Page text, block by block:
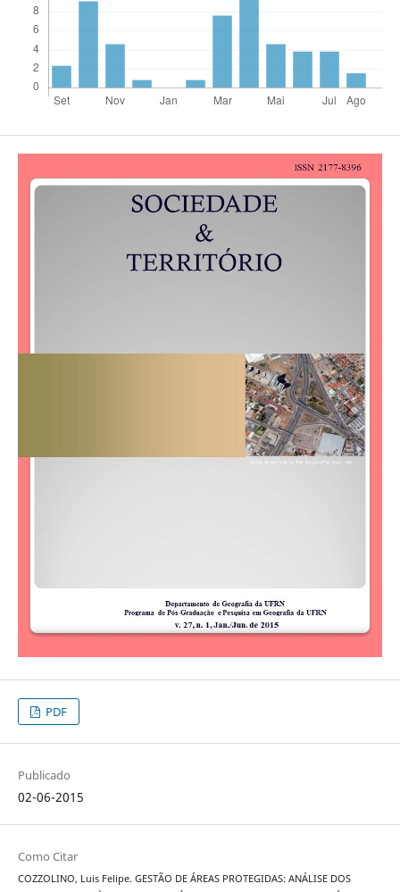
PDF
Publicado
02-06-2015
Como Citar
COZZOLINO, Luis Felipe. GESTÃO DE ÁREAS PROTEGIDAS: ANÁLISE DOS